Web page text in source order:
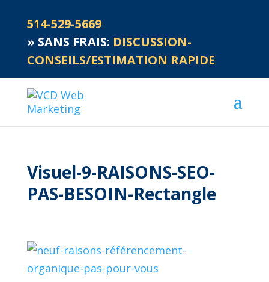
514-529-5669
» SANS FRAIS: DISCUSSION-
CONSEILS/ESTIMATION RAPIDE
Visuel-9-RAISONS-SEO-
PAS-BESOIN-Rectangle